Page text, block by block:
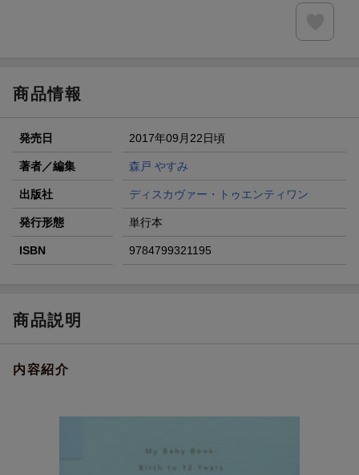
商品情報
発売日 2017年09月22日頃
著者／編集 森戸 やすみ
出版社 ディスカヴァー・トゥエンティワン
発行形態 単行本
ISBN 9784799321195
商品説明
内容紹介